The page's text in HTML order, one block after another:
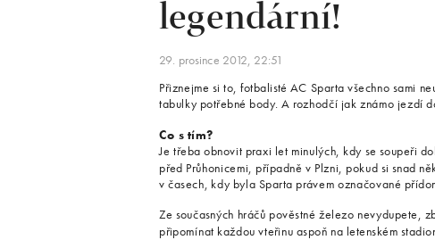
legendární!
29. prosince 2012, 22:51
Přiznejme si to, fotbalisté AC Sparta všechno sami
tabulky potřebné body. A rozhodčí jak známo jezdí
Co s tím?
Je třeba obnovit praxi let minulých, kdy se soupeři
před Průhonicemi, případně v Plzni, pokud si snad
v časech, kdy byla Sparta právem označované
Ze současných hráčů pověstné železo nevydupete,
připomínat každou vteřinu aspoň na letenském